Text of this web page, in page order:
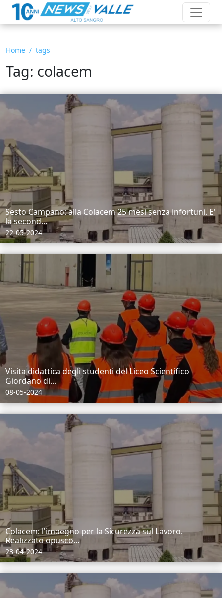
Home tags
Tag: colacem
Sesto Campano: alla Colacem 25 mesi senza infortuni. E'
la second...
22-05-2024
Visita didattica degli studenti del Liceo Scientifico
Giordano di...
08-05-2024
Colacem: l'impegno per la Sicurezza sul Lavoro.
Realizzato opusco...
23-04-2024